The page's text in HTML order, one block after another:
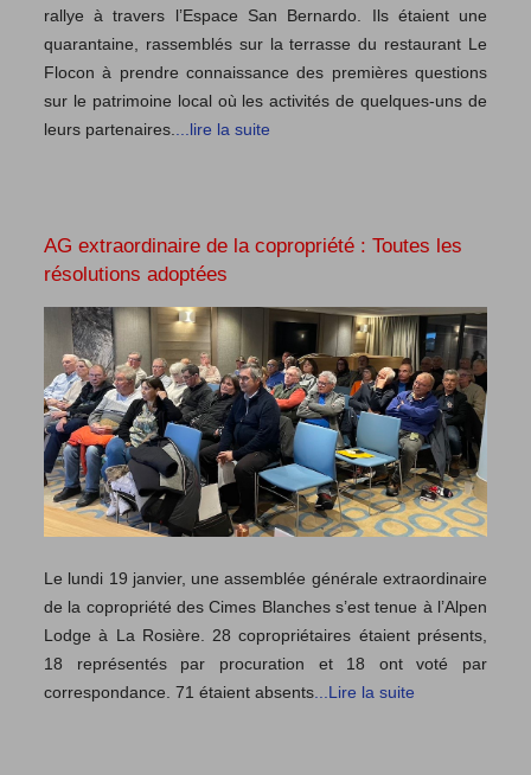
rallye à travers l’Espace San Bernardo. Ils étaient une
quarantaine, rassemblés sur la terrasse du restaurant Le
Flocon à prendre connaissance des premières questions
sur le patrimoine local où les activités de quelques-uns de
leurs partenaires.
...lire la suite
AG extraordinaire de la copropriété : Toutes les
résolutions adoptées
Le lundi 19 janvier, une assemblée générale extraordinaire
de la copropriété des Cimes Blanches s’est tenue à l’Alpen
Lodge à La Rosière. 28 copropriétaires étaient présents,
18 représentés par procuration et 18 ont voté par
correspondance. 71 étaient absents...Lire la suite